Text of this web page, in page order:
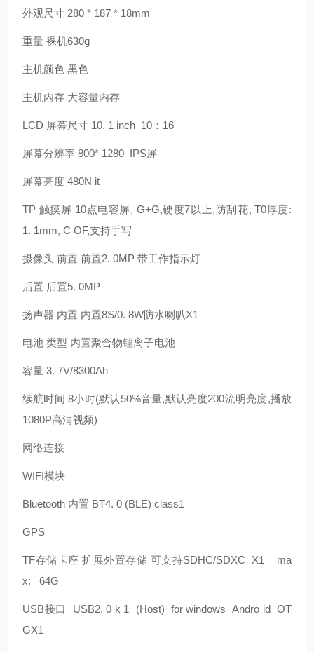
外观尺寸 280 * 187 * 18mm
重量 裸机630g
主机颜色 黑色
主机内存 大容量内存
LCD 屏幕尺寸 10. 1 inch 10 ： 16
屏幕分辨率 800* 1280 IPS屏
屏幕亮度 480N it
TP 触摸屏 10点电容屏, G+G,硬度7以上,防刮花, T0厚度:
1. 1mm, C OF,支持手写
摄像头 前置 前置2. 0MP 带工作指示灯
后置 后置5. 0MP
扬声器 内置 内置8S/0. 8W防水喇叭X1
电池 类型 内置聚合物锂离子电池
容量 3. 7V/8300Ah
续航时间 8小时(默认 50%音量,默认亮度200流明亮度,播放
1080P高清视频)
网络连接
WIFI模块
Bluetooth 内置 BT4. 0 (BLE) class1
GPS
TF存储卡座 扩展外置存储 可支持SDHC/SDXC X1
ma
x:
64G
USB接口 USB2. 0 k 1 (Host) for windows Andro id OT
GX1